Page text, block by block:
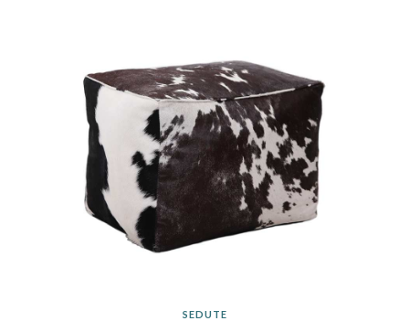
SEDUTE